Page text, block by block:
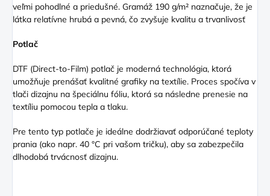
veľmi pohodlné a priedušné. Gramáž 190 g/m² naznačuje, že je
látka relatívne hrubá a pevná, čo zvyšuje kvalitu a trvanlivosť
Potlač
DTF (Direct-to-Film) potlač je moderná technológia, ktorá
umožňuje prenášať kvalitné grafiky na textílie. Proces spočíva v
tlači dizajnu na špeciálnu fóliu, ktorá sa následne prenesie na
textíliu pomocou tepla a tlaku.
Pre tento typ potlače je ideálne dodržiavať odporúčané teploty
prania (ako napr. 40 °C pri vašom tričku), aby sa zabezpečila
dlhodobá trvácnosť dizajnu.